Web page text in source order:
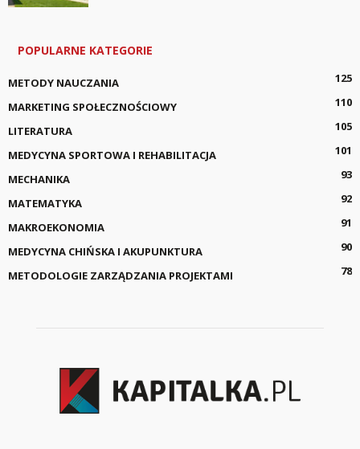
POPULARNE KATEGORIE
METODY NAUCZANIA
125
MARKETING SPOŁECZNOŚCIOWY
110
LITERATURA
105
MEDYCYNA SPORTOWA I REHABILITACJA
101
MECHANIKA
93
MATEMATYKA
92
MAKROEKONOMIA
91
MEDYCYNA CHIŃSKA I AKUPUNKTURA
90
METODOLOGIE ZARZĄDZANIA PROJEKTAMI
78